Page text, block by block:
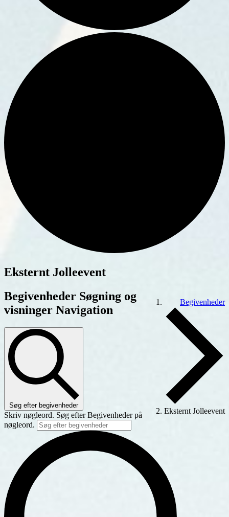
Eksternt Jolleevent
Begivenheder
Eksternt Jolleevent
Begivenheder
Begivenheder Søgning og
visninger Navigation
Søg efter begivenheder
Skriv nøgleord. Søg efter Begivenheder på
nøgleord.